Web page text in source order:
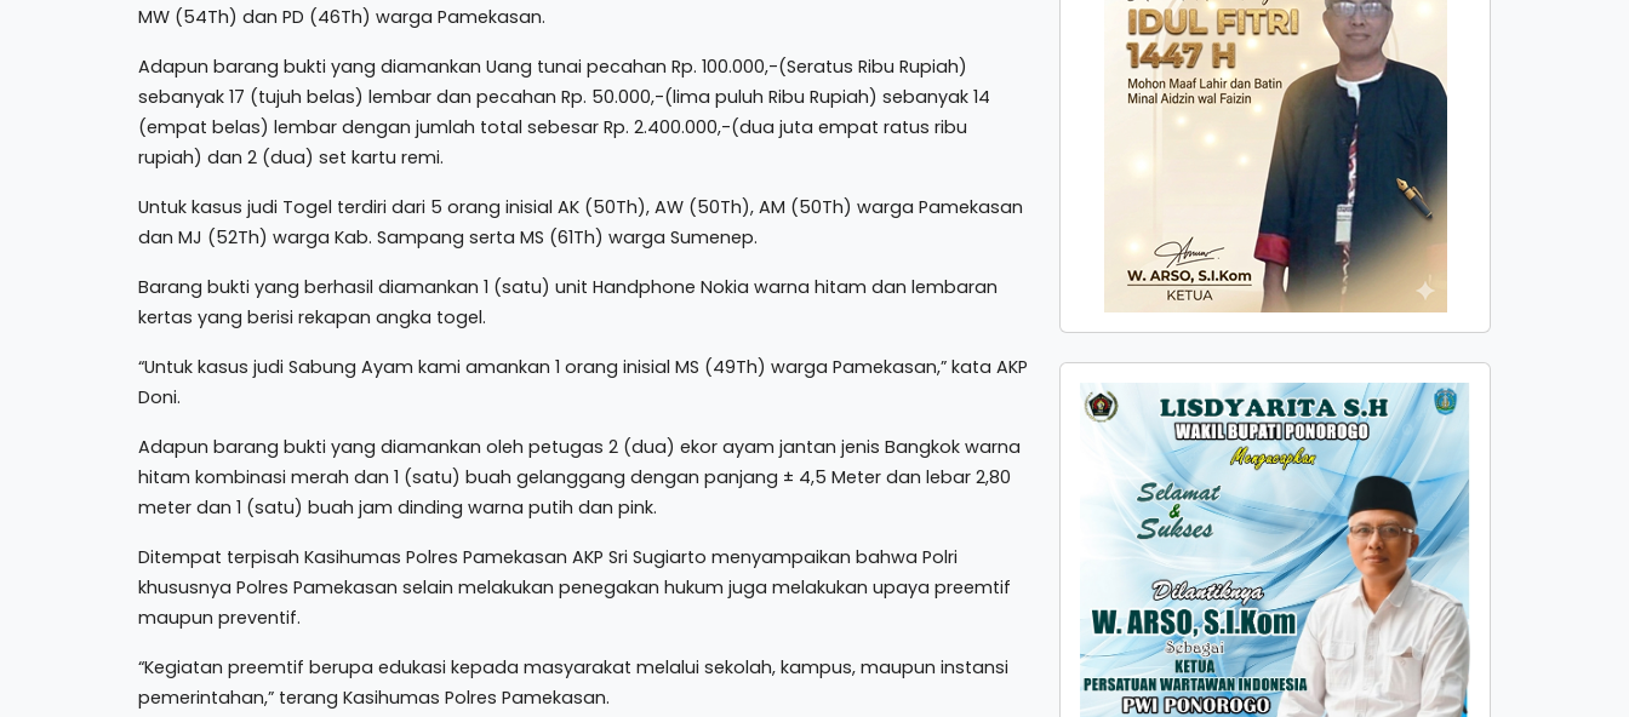
MW (54Th) dan PD (46Th) warga Pamekasan.
Adapun barang bukti yang diamankan Uang tunai pecahan Rp. 100.000,-(Seratus Ribu Rupiah)
sebanyak 17 (tujuh belas) lembar dan pecahan Rp. 50.000,-(lima puluh Ribu Rupiah) sebanyak 14
(empat belas) lembar dengan jumlah total sebesar Rp. 2.400.000,-(dua juta empat ratus ribu
rupiah) dan 2 (dua) set kartu remi.
Untuk kasus judi Togel terdiri dari 5 orang inisial AK (50Th), AW (50Th), AM (50Th) warga Pamekasan
dan MJ (52Th) warga Kab. Sampang serta MS (61Th) warga Sumenep.
Barang bukti yang berhasil diamankan 1 (satu) unit Handphone Nokia warna hitam dan lembaran
kertas yang berisi rekapan angka togel.
“Untuk kasus judi Sabung Ayam kami amankan 1 orang inisial MS (49Th) warga Pamekasan,” kata AKP
Doni.
Adapun barang bukti yang diamankan oleh petugas 2 (dua) ekor ayam jantan jenis Bangkok warna
hitam kombinasi merah dan 1 (satu) buah gelanggang dengan panjang ± 4,5 Meter dan lebar 2,80
meter dan 1 (satu) buah jam dinding warna putih dan pink.
Ditempat terpisah Kasihumas Polres Pamekasan AKP Sri Sugiarto menyampaikan bahwa Polri
khususnya Polres Pamekasan selain melakukan penegakan hukum juga melakukan upaya preemtif
maupun preventif.
“Kegiatan preemtif berupa edukasi kepada masyarakat melalui sekolah, kampus, maupun instansi
pemerintahan,” terang Kasihumas Polres Pamekasan.